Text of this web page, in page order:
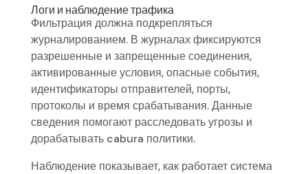
Логи и наблюдение трафика
Фильтрация должна подкрепляться
журналированием. В журналах фиксируются
разрешенные и запрещенные соединения,
активированные условия, опасные события,
идентификаторы отправителей, порты,
протоколы и время срабатывания. Данные
сведения помогают расследовать угрозы и
дорабатывать cabura политики.
Наблюдение показывает, как работает система